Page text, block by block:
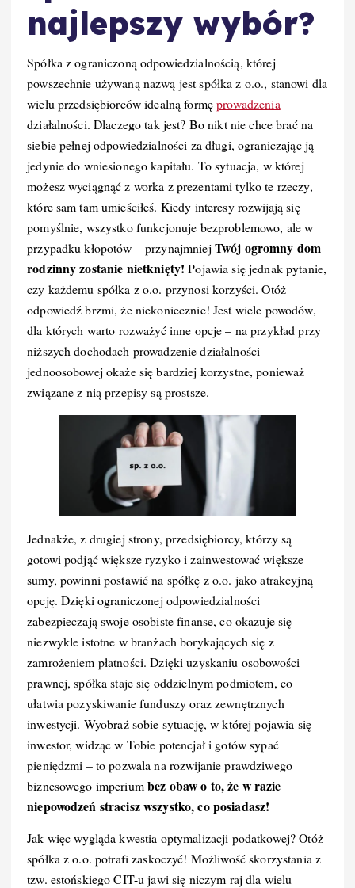
najlepszy wybór?
Spółka z ograniczoną odpowiedzialnością, której
powszechnie używaną nazwą jest spółka z o.o., stanowi dla
wielu przedsiębiorców idealną formęprowadzenia
działalności. Dlaczego tak jest? Bo nikt nie chce brać na
siebie pełnej odpowiedzialności za długi, ograniczając ją
jedynie do wniesionego kapitału. To sytuacja, w której
możesz wyciągnąć z worka z prezentami tylko te rzeczy,
które sam tam umieściłeś. Kiedy interesy rozwijają się
pomyślnie, wszystko funkcjonuje bezproblemowo, ale w
przypadku kłopotów – przynajmniej Twój ogromny dom
rodzinny zostanie nietknięty! Pojawia się jednak pytanie,
czy każdemu spółka z o.o. przynosi korzyści. Otóż
odpowiedź brzmi, że niekoniecznie! Jest wiele powodów,
dla których warto rozważyć inne opcje – na przykład przy
niższych dochodach prowadzenie działalności
jednoosobowej okaże się bardziej korzystne, ponieważ
związane z nią przepisy są prostsze.
Jednakże, z drugiej strony, przedsiębiorcy, którzy są
gotowi podjąć większe ryzyko i zainwestować większe
sumy, powinni postawić na spółkę z o.o. jako atrakcyjną
opcję. Dzięki ograniczonej odpowiedzialności
zabezpieczają swoje osobiste finanse, co okazuje się
niezwykle istotne w branżach borykających się z
zamrożeniem płatności. Dzięki uzyskaniu osobowości
prawnej, spółka staje się oddzielnym podmiotem, co
ułatwia pozyskiwanie funduszy oraz zewnętrznych
inwestycji. Wyobraź sobie sytuację, w której pojawia się
inwestor, widząc w Tobie potencjał i gotów sypać
pieniędzmi – to pozwala na rozwijanie prawdziwego
biznesowego imperiumbez obaw o to, że w razie
niepowodzeń stracisz wszystko, co posiadasz!
Jak więc wygląda kwestia optymalizacji podatkowej? Otóż
spółka z o.o. potrafi zaskoczyć! Możliwość skorzystania z
tzw. estońskiego CIT-u jawi się niczym raj dla wielu